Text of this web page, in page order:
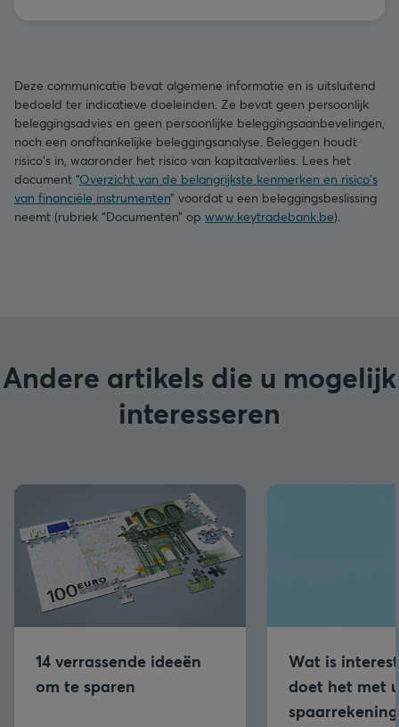
Deze communicatie bevat algemene informatie en is uitsluitend
bedoeld ter indicatieve doeleinden. Ze bevat geen persoonlijk
beleggingsadvies en geen persoonlijke beleggingsaanbevelingen,
noch een onafhankelijke beleggingsanalyse. Beleggen houdt
risico's in, waaronder het risico van kapitaalverlies. Lees het
document “Overzicht van de belangrijkste kenmerken en risico's
van financiële instrumenten” voordat u een beleggingsbeslissing
neemt (rubriek “Documenten” op www.keytradebank.be).
Andere artikels die u mogelijk
interesseren
14 verrassende ideeën
om te sparen
Wat is
doet het met